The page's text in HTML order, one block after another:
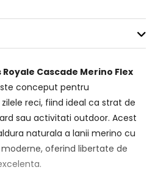
Cascade Merino Flex
conceput pentru
reci, fiind ideal ca strat de
sau activitati outdoor. Acest
naturala a lanii merino cu
oferind libertate de